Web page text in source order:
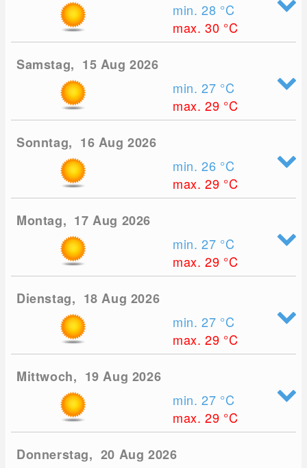
min. 28 °C
max. 30 °C
Samstag, 15 Aug 2026
min. 27 °C
max. 29 °C
Sonntag, 16 Aug 2026
min. 26 °C
max. 29 °C
Montag, 17 Aug 2026
min. 27 °C
max. 29 °C
Dienstag, 18 Aug 2026
min. 27 °C
max. 29 °C
Mittwoch, 19 Aug 2026
min. 27 °C
max. 29 °C
Donnerstag, 20 Aug 2026